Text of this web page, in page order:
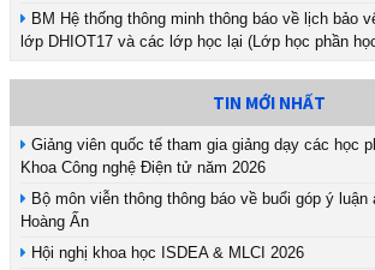
BM Hệ thống thông minh thông báo về lịch bảo
lớp DHIOT17 và các lớp học lại (Lớp học phần
TIN MỚI NHẤT
Giảng viên quốc tế tham gia giảng dạy các học
Khoa Công nghệ Điện tử năm 2026
Bộ môn viễn thông thông báo về buổi góp ý luận
Hoàng Ấn
Hội nghị khoa học ISDEA & MLCI 2026